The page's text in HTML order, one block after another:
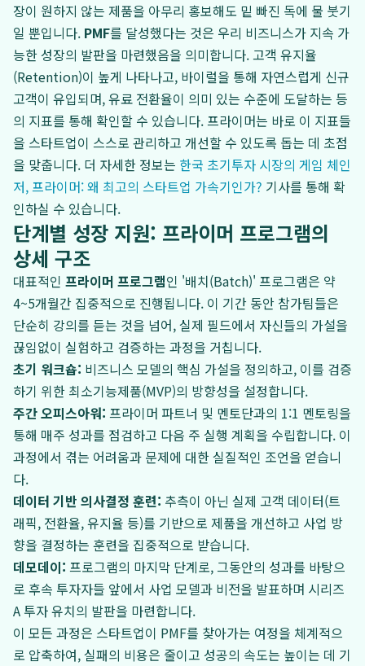
장이 원하지 않는 제품을 아무리 홍보해도 밑 빠진 독에 물 붓기
일 뿐입니다. PMF를 달성했다는 것은 우리 비즈니스가 지속 가
능한 성장의 발판을 마련했음을 의미합니다. 고객 유지율
(Retention)이 높게 나타나고, 바이럴을 통해 자연스럽게 신규
고객이 유입되며, 유료 전환율이 의미 있는 수준에 도달하는 등
의 지표를 통해 확인할 수 있습니다. 프라이머는 바로 이 지표들
을 스타트업이 스스로 관리하고 개선할 수 있도록 돕는 데 초점
을 맞춥니다. 더 자세한 정보는 한국 초기투자 시장의 게임 체인
저, 프라이머: 왜 최고의 스타트업 가속기인가? 기사를 통해 확
인하실 수 있습니다.
단계별 성장 지원: 프라이머 프로그램의
상세 구조
대표적인 프라이머 프로그램인 '배치(Batch)' 프로그램은 약
4~5개월간 집중적으로 진행됩니다. 이 기간 동안 참가팀들은
단순히 강의를 듣는 것을 넘어, 실제 필드에서 자신들의 가설을
끊임없이 실험하고 검증하는 과정을 거칩니다.
초기 워크숍: 비즈니스 모델의 핵심 가설을 정의하고, 이를 검증
하기 위한 최소기능제품(MVP)의 방향성을 설정합니다.
주간 오피스아워: 프라이머 파트너 및 멘토단과의 1:1 멘토링을
통해 매주 성과를 점검하고 다음 주 실행 계획을 수립합니다. 이
과정에서 겪는 어려움과 문제에 대한 실질적인 조언을 얻습니
다.
데이터 기반 의사결정 훈련: 추측이 아닌 실제 고객 데이터(트
래픽, 전환율, 유지율 등)를 기반으로 제품을 개선하고 사업 방
향을 결정하는 훈련을 집중적으로 받습니다.
데모데이: 프로그램의 마지막 단계로, 그동안의 성과를 바탕으
로 후속 투자자들 앞에서 사업 모델과 비전을 발표하며 시리즈
A 투자 유치의 발판을 마련합니다.
이 모든 과정은 스타트업이 PMF를 찾아가는 여정을 체계적으
로 압축하여, 실패의 비용은 줄이고 성공의 속도는 높이는 데 기